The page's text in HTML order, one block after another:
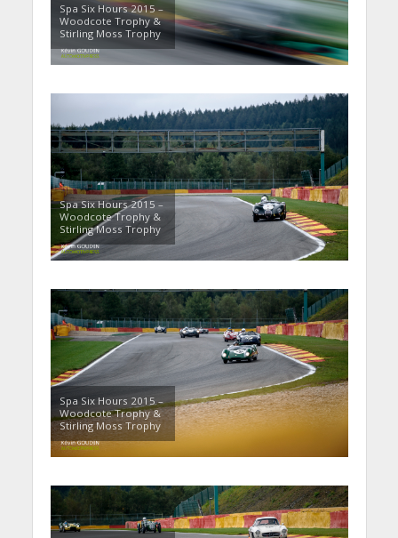
Spa Six Hours 2015 –
Woodcote Trophy &
Stirling Moss Trophy
Spa Six Hours 2015 –
Woodcote Trophy &
Stirling Moss Trophy
Spa Six Hours 2015 –
Woodcote Trophy &
Stirling Moss Trophy